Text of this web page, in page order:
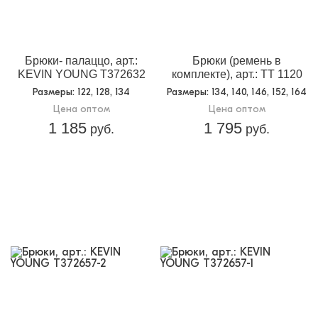
Брюки- палаццо, арт.:
KEVIN YOUNG T372632
Размеры: 122, 128, 134
Цена оптом
1 185 руб.
Брюки (ремень в
комплекте), арт.: TT 1120
Размеры: 134, 140, 146, 152, 164
Цена оптом
1 795 руб.